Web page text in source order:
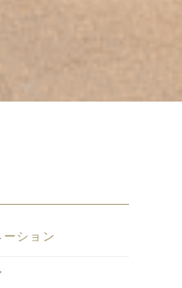
ーション